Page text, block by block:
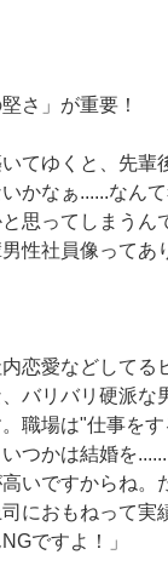
さ」が重要！
てゆくと、先輩
かなぁ......なん
思ってしまうん
性社員像ってあ
内恋愛などしてる
バリバリ硬派な
職場は"仕事を
つかは結婚を
いですからね。
におもねって実
ですよ！」